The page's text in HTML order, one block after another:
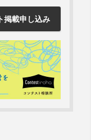
掲載申し込み